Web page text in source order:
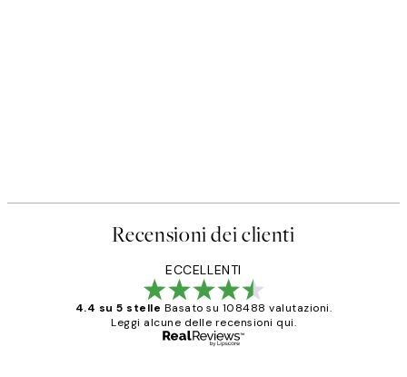
Recensioni dei clienti
ECCELLENTI
4.4 su 5 stelle Basato su 108488 valutazioni.
Leggi alcune delle recensioni qui.